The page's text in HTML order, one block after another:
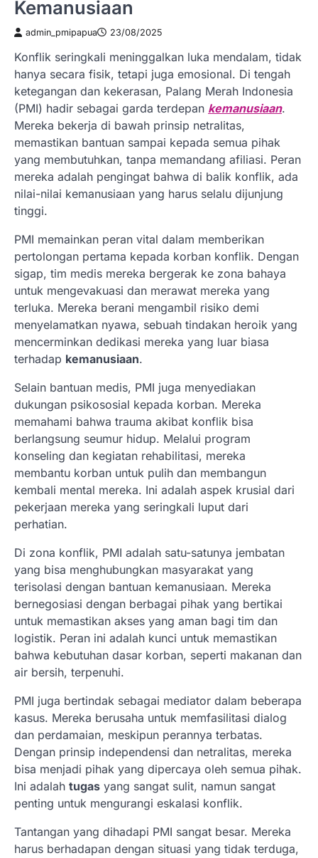
Kemanusiaan
admin_pmipapua 23/08/2025
Konflik seringkali meninggalkan luka mendalam, tidak
hanya secara fisik, tetapi juga emosional. Di tengah
ketegangan dan kekerasan, Palang Merah Indonesia
(PMI) hadir sebagai garda terdepan kemanusiaan.
Mereka bekerja di bawah prinsip netralitas,
memastikan bantuan sampai kepada semua pihak
yang membutuhkan, tanpa memandang afiliasi. Peran
mereka adalah pengingat bahwa di balik konflik, ada
nilai-nilai kemanusiaan yang harus selalu dijunjung
tinggi.
PMI memainkan peran vital dalam memberikan
pertolongan pertama kepada korban konflik. Dengan
sigap, tim medis mereka bergerak ke zona bahaya
untuk mengevakuasi dan merawat mereka yang
terluka. Mereka berani mengambil risiko demi
menyelamatkan nyawa, sebuah tindakan heroik yang
mencerminkan dedikasi mereka yang luar biasa
terhadap kemanusiaan.
Selain bantuan medis, PMI juga menyediakan
dukungan psikososial kepada korban. Mereka
memahami bahwa trauma akibat konflik bisa
berlangsung seumur hidup. Melalui program
konseling dan kegiatan rehabilitasi, mereka
membantu korban untuk pulih dan membangun
kembali mental mereka. Ini adalah aspek krusial dari
pekerjaan mereka yang seringkali luput dari
perhatian.
Di zona konflik, PMI adalah satu-satunya jembatan
yang bisa menghubungkan masyarakat yang
terisolasi dengan bantuan kemanusiaan. Mereka
bernegosiasi dengan berbagai pihak yang bertikai
untuk memastikan akses yang aman bagi tim dan
logistik. Peran ini adalah kunci untuk memastikan
bahwa kebutuhan dasar korban, seperti makanan dan
air bersih, terpenuhi.
PMI juga bertindak sebagai mediator dalam beberapa
kasus. Mereka berusaha untuk memfasilitasi dialog
dan perdamaian, meskipun perannya terbatas.
Dengan prinsip independensi dan netralitas, mereka
bisa menjadi pihak yang dipercaya oleh semua pihak.
Ini adalah tugas yang sangat sulit, namun sangat
penting untuk mengurangi eskalasi konflik.
Tantangan yang dihadapi PMI sangat besar. Mereka
harus berhadapan dengan situasi yang tidak terduga,